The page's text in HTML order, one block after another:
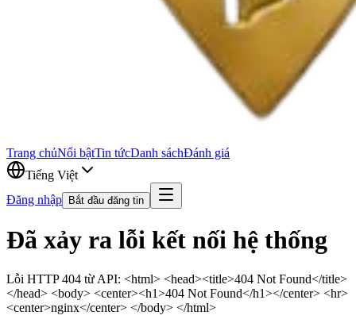
Trang chủNổi bậtTin tứcDanh sáchĐánh giá
Tiếng Việt
Đăng nhập
Bắt đầu đăng tin
Đã xảy ra lỗi kết nối hệ thống
Lỗi HTTP 404 từ API: <html> <head><title>404 Not Found</title>
</head> <body> <center><h1>404 Not Found</h1></center> <hr>
<center>nginx</center> </body> </html>